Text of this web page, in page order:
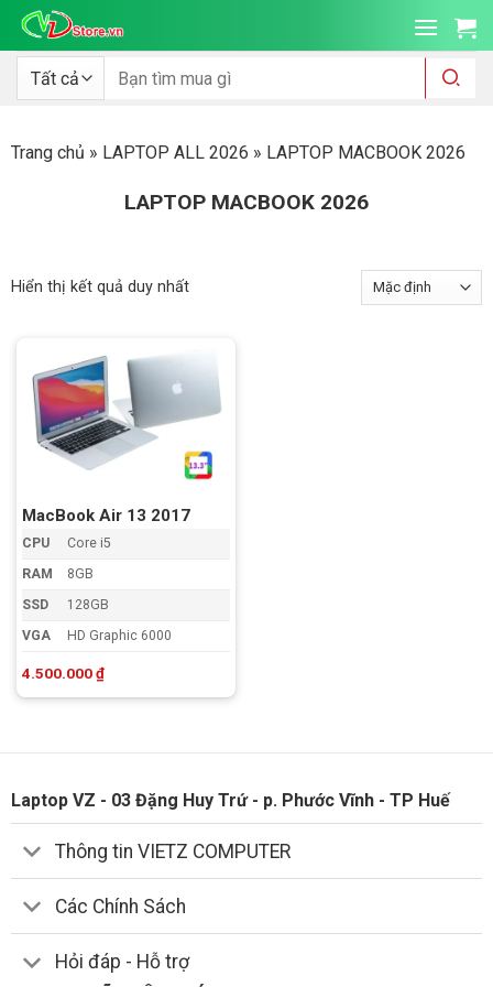
qua
dung
Tìm
kiếm:
Trang chủ » LAPTOP ALL 2026 » LAPTOP MACBOOK 2026
LAPTOP MACBOOK 2026
Hiển thị kết quả duy nhất
MacBook Air 13 2017
CPU
Core i5
RAM
8GB
SSD
128GB
VGA
HD Graphic 6000
4.500.000₫
Laptop VZ - 03 Đặng Huy Trứ - p. Phước Vĩnh - TP Huế
Thông tin VIETZ COMPUTER
Các Chính Sách
Hỏi đáp - Hỗ trợ